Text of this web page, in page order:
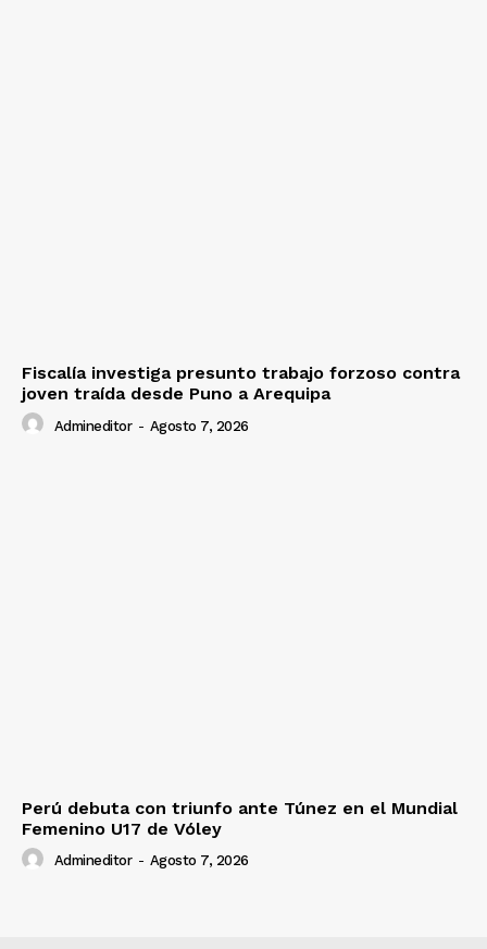
Fiscalía investiga presunto trabajo forzoso contra
joven traída desde Puno a Arequipa
Admineditor - Agosto 7, 2026
Perú debuta con triunfo ante Túnez en el Mundial
Femenino U17 de Vóley
Admineditor - Agosto 7, 2026